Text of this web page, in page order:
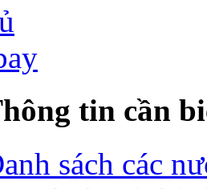
tin cần
sách các